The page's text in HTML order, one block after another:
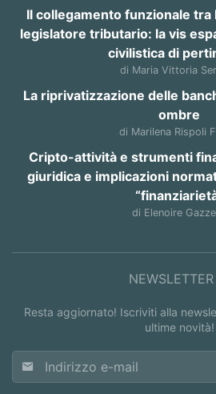
Il collegamento funzionale tra
legislatore tributario: la vis
civilistica di
di Maria Vittoria
La riprivatizzazione delle
ombre
di Marilena Rispoli
Cripto-attività e strumenti
giuridica e implicazioni
di Elenoire
NEWSLETTER
Resta aggiornato! Iscriviti alla
ultime novità!